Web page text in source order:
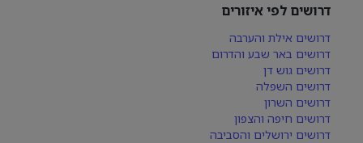
דרושים לפי איזורים
דרושים אילת והערבה
דרושים באר שבע והדרום
דרושים גוש דן
דרושים השפלה
דרושים השרון
דרושים חיפה והצפון
דרושים ירושלים והסביבה